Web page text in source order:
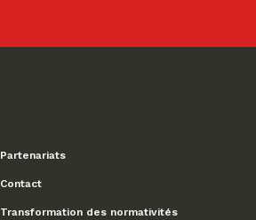
Partenariats
Contact
Transformation des normativités